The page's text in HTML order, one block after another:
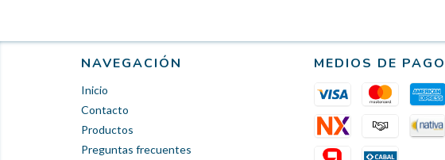
NAVEGACIÓN
Inicio
Contacto
Productos
Preguntas frecuentes
MEDIOS DE PAGO